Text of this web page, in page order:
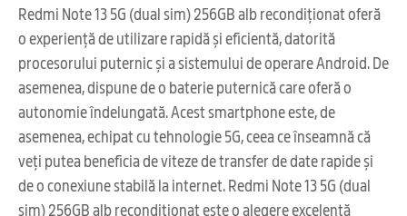
Redmi Note 13 5G (dual sim) 256GB alb recondiționat oferă
o experiență de utilizare rapidă și eficientă, datorită
procesorului puternic și a sistemului de operare Android. De
asemenea, dispune de o baterie puternică care oferă o
autonomie îndelungată. Acest smartphone este, de
asemenea, echipat cu tehnologie 5G, ceea ce înseamnă că
veți putea beneficia de viteze de transfer de date rapide și
de o conexiune stabilă la internet. Redmi Note 13 5G (dual
sim) 256GB alb recondiționat este o alegere excelentă